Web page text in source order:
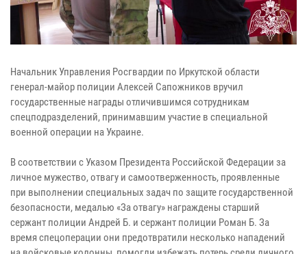
Начальник Управления Росгвардии по Иркутской области
генерал-майор полиции Алексей Сапожников вручил
государственные награды отличившимся сотрудникам
спецподразделений, принимавшим участие в специальной
военной операции на Украине.
В соответствии с Указом Президента Российской Федерации за
личное мужество, отвагу и самоотверженность, проявленные
при выполнении специальных задач по защите государственной
безопасности, медалью «За отвагу» награждены старший
сержант полиции Андрей Б. и сержант полиции Роман Б. За
время спецоперации они предотвратили несколько нападений